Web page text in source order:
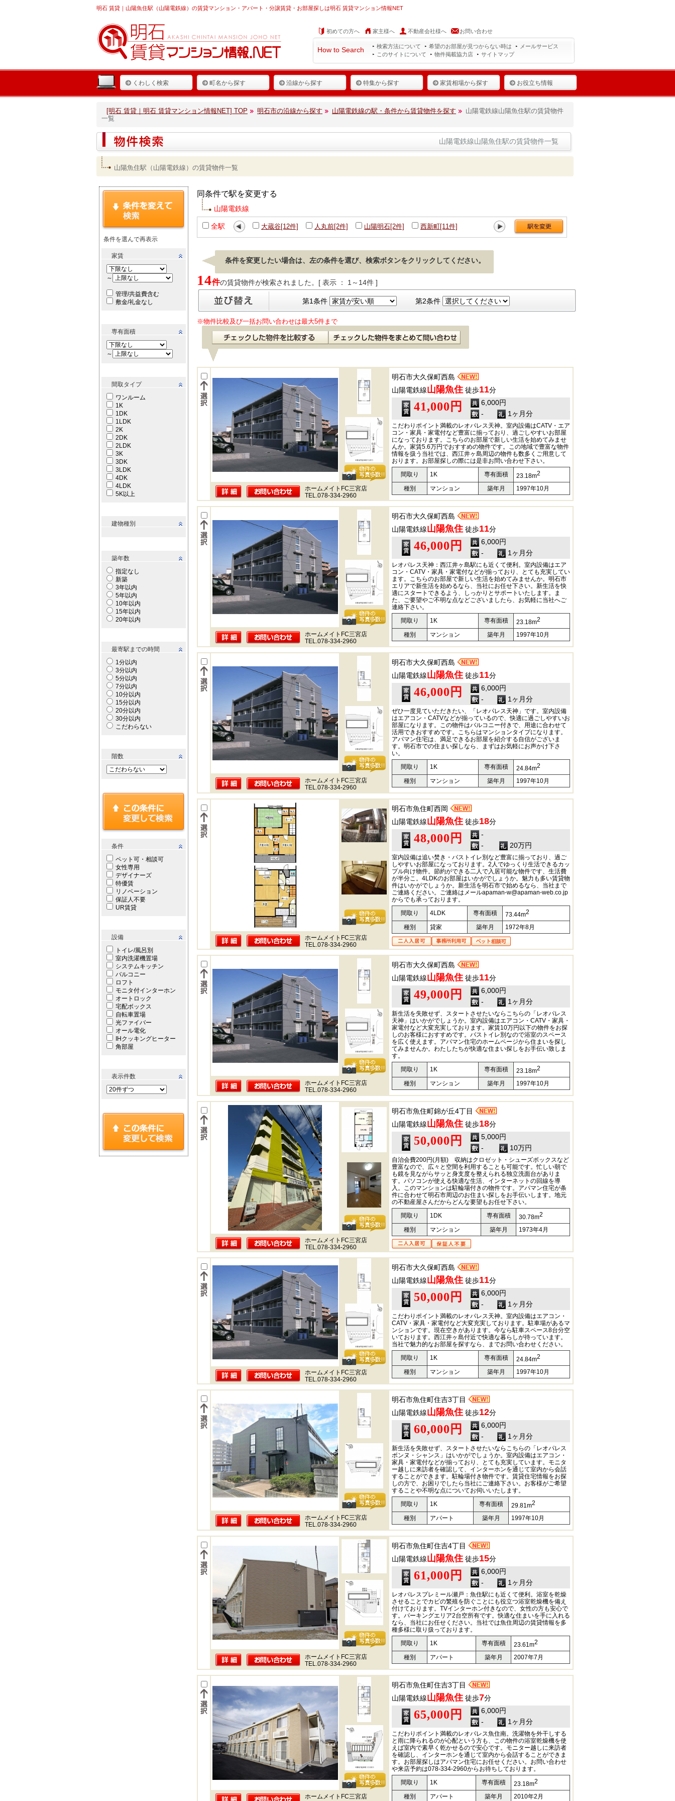
明石 賃貸 ｜山陽魚住駅（山陽電鉄線）の賃貸マンション・アパート・分譲賃貸・お部屋探しは明石 賃貸マンション情報NET
初めての方へ 家主様へ 不動産会社様へ お問い合わせ
How to Search 検索方法について 希望のお部屋が見つからない時は
メールサービス
このサイトについて
物件掲載協力店 サイトマップ
くわしく検索 町名から探す 沿線から探す 特集から探す 家賃相場から探す お役立ち情報
[明石 賃貸｜明石 賃貸マンション情報NET] TOP 明石市の沿線から探す 山陽電鉄線の駅・条件から賃貸物件を探す
山陽電鉄線山陽魚住駅の賃貸物件
一覧
山陽電鉄線山陽魚住駅の賃貸物件一覧
山陽魚住駅（山陽電鉄線）の賃貸物件一覧
条件を選んで再表示
家賃
～
管理/共益費含む
敷金/礼金なし
専有面積
～
間取タイプ
ワンルーム
1K
1DK
1LDK
2K
2DK
2LDK
3K
3DK
3LDK
4DK
4LDK
5K以上
建物種別
築年数
指定なし
新築
3年以内
5年以内
10年以内
15年以内
20年以内
最寄駅までの時間
1分以内
3分以内
5分以内
7分以内
10分以内
15分以内
20分以内
30分以内
こだわらない
階数
条件
ペット可・相談可
女性専用
デザイナーズ
特優賃
リノベーション
保証人不要
UR賃貸
設備
トイレ/風呂別
室内洗濯機置場
システムキッチン
バルコニー
ロフト
モニタ付インターホン
オートロック
宅配ボックス
自転車置場
光ファイバー
オール電化
IHクッキングヒーター
角部屋
表示件数
同条件で駅を変更する
山陽電鉄線
全駅 大蔵谷[12件] 人丸前[2件] 山陽明石[2件] 西新町[11件] 林崎松江海岸[8件]
条件を変更したい場合は、左の条件を選び、検索ボタンをクリックしてください。
14件の賃貸物件が検索されました。[ 表示 ： 1～14件 ]
第1条件 第2条件
※物件比較及び一括お問い合わせは最大5件まで
明石市大久保町西島
山陽電鉄線山陽魚住 徒歩11分
41,000円
6,000円
-
1ヶ月分
こだわりポイント満載のレオパレス天神。室内設備はCATV・エア
コン・家具・家電付など豊富に揃っており、過ごしやすいお部屋
になっております。こちらのお部屋で新しい生活を始めてみませ
んか。家賃5.6万円でおすすめの物件です。この地域で豊富な物件
情報を扱う当社では、西江井ヶ島周辺の物件も数多くご用意して
おります。お部屋探しの際には是非お問い合わせ下さい。
間取り
1K 専有面積 23.18m2
種別 マンション 築年月 1997年10月
ホームメイトFC三宮店
TEL.078-334-2960
明石市大久保町西島
山陽電鉄線山陽魚住 徒歩11分
46,000円
6,000円
-
1ヶ月分
レオパレス天神：西江井ヶ島駅にも近くて便利。室内設備はエア
コン・CATV・家具・家電付などが揃っており、とても充実してい
ます。こちらのお部屋で新しい生活を始めてみませんか。明石市
エリアで新生活を始めるなら、当社にお任せ下さい。新生活を快
適にスタートできるよう、しっかりとサポートいたします。ま
た、ご要望やご不明な点などございましたら、お気軽に当社へご
連絡下さい。
間取り
1K 専有面積 23.18m2
種別 マンション 築年月 1997年10月
ホームメイトFC三宮店
TEL.078-334-2960
明石市大久保町西島
山陽電鉄線山陽魚住 徒歩11分
46,000円
6,000円
-
1ヶ月分
ぜひ一度見ていただきたい、「レオパレス天神」です。室内設備
はエアコン・CATVなどが揃っているので、快適に過ごしやすいお
部屋になります。この物件はバルコニー付きで、用途に合わせて
活用できおすすめです。こちらはマンションタイプになります。
アパマン住宅は、満足できるお部屋を紹介する自信がございま
す。明石市での住まい探しなら、まずはお気軽にお声かけ下さ
い。
間取り
1K 専有面積 24.84m2
種別 マンション 築年月 1997年10月
ホームメイトFC三宮店
TEL.078-334-2960
明石市魚住町西岡
山陽電鉄線山陽魚住 徒歩18分
48,000円
-
-
20万円
室内設備は追い焚き・バストイレ別など豊富に揃っており、過ご
しやすいお部屋になっております。2人でゆっくり生活できるカッ
プル向け物件。節約ができる二人で入居可能な物件です、生活費
が半分こ。4LDKのお部屋はいかがでしょうか。魅力も多い賃貸物
件はいかがでしょうか。新生活を明石市で始めるなら、当社まで
ご連絡ください。ご連絡はメールapaman-w@apaman-web.co.jp
からでも承っております。
間取り
4LDK 専有面積 73.44m2
種別 貸家 築年月
1972年8月
ホームメイトFC三宮店
TEL.078-334-2960
明石市大久保町西島
山陽電鉄線山陽魚住 徒歩11分
49,000円
6,000円
-
1ヶ月分
新生活を失敗せず、スタートさせたいならこちらの「レオパレス
天神」はいかがでしょうか。室内設備はエアコン・CATV・家具・
家電付など大変充実しております。家賃10万円以下の物件をお探
しのお客様におすすめです。バストイレ別なので浴室のスペース
を広く使えます。アパマン住宅のホームページから住まいを探し
てみませんか。わたしたちが快適な住まい探しをお手伝い致しま
す。
間取り
1K 専有面積 23.18m2
種別 マンション 築年月 1997年10月
ホームメイトFC三宮店
TEL.078-334-2960
明石市魚住町錦が丘4丁目
山陽電鉄線山陽魚住 徒歩18分
50,000円
5,000円
-
10万円
自治会費200円(月額) 収納はクロゼット・シューズボックスなど
豊富なので、広々と空間を利用することも可能です。忙しい朝で
も鏡を見ながらサッと身支度を整えられる独立洗面台がありま
す。パソコンが使える快適な生活、インターネットの回線を導
入。このマンションは駐輪場付きの物件です。アパマン住宅が条
件に合わせて明石市周辺のお住まい探しをお手伝いします。地元
の不動産屋さんだからどんな要望もお任せ下さい。
間取り
1DK 専有面積 30.78m2
種別 マンション 築年月
1973年4月
ホームメイトFC三宮店
TEL.078-334-2960
明石市大久保町西島
山陽電鉄線山陽魚住 徒歩11分
50,000円
6,000円
-
1ヶ月分
こだわりポイント満載のレオパレス天神。室内設備はエアコン・
CATV・家具・家電付など大変充実しております。駐車場があるマ
ンションです。現在空きがあります。今なら駐車スペース8台分空
いております。西江井ヶ島付近で快適な暮らしが待っています。
当社で魅力的なお部屋を探すなら、
までお問い合わせください。
間取り
1K 専有面積 24.84m2
種別 マンション 築年月 1997年10月
ホームメイトFC三宮店
TEL.078-334-2960
明石市魚住町住吉3丁目
山陽電鉄線山陽魚住 徒歩12分
60,000円
6,000円
-
1ヶ月分
新生活を失敗せず、スタートさせたいならこちらの「レオパレス
ボンヌ・シャンス」はいかがでしょうか。室内設備はエアコン・
家具・家電付などが揃っており、とても充実しています。モニタ
ー越しに来訪者を確認して、インターホンを通じて室内から会話
することができます。駐輪場付き物件です。賃貸住宅情報をお探
しの方で、お困りでしたら当社にご連絡下さい。お客様がご希望
することや不明な点についてお伺いいたします。
間取り
1K 専有面積 29.81m2
種別 アパート 築年月 1997年10月
ホームメイトFC三宮店
TEL.078-334-2960
明石市魚住町住吉4丁目
山陽電鉄線山陽魚住 徒歩15分
61,000円
6,000円
-
1ヶ月分
レオパレスプレミール瀬戸：魚住駅にも近くて便利。浴室を乾燥
させることでカビの繁殖を防ぐことにも役立つ浴室乾燥機を備え
付けております。TVインターホン付きなので、女性の方も安心で
す。パーキングエリア2台空所有です。快適な住まいを手に入れる
なら、当社にお任せください。当社では魚住周辺の賃貸情報を多
種多様に取り扱っております。
間取り
1K 専有面積 23.61m2
種別 アパート 築年月 2007年7月
ホームメイトFC三宮店
TEL.078-334-2960
明石市魚住町住吉3丁目
山陽電鉄線山陽魚住 徒歩7分
65,000円
6,000円
-
1ヶ月分
こだわりポイント満載のレオパレス魚住南。洗濯物を外干しする
と雨に降られるのが心配という方も、この物件の浴室乾燥機を使
えば室内で素早く乾かせるので安心です。モニター越しに来訪者
を確認し、インターホンを通じて室内から会話することができま
す。お部屋探しはアパマン住宅にお任せください。お問い合わせ
や来店予約は078-334-2960からお待ちしております。
間取り
1K 専有面積 23.18m2
種別 アパート 築年月 2010年2月
ホームメイトFC三宮店